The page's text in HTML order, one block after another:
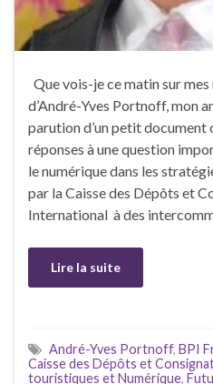
Que vois-je ce matin sur
d’André-Yves Portnoff, mon
parution d’un petit
réponses à une question
le numérique dans les
par la Caisse des Dépôts et
International à des
Lire la suite
André-Yves Portnoff, BPI
Caisse des Dépôts et
touristiques et Numérique,